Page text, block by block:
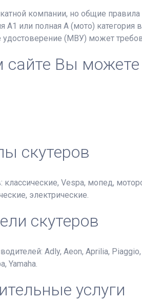
компании, но общие
А1 или полная А (мото)
(МВУ) может
Вы можете
скутеров
Vespa, мопед,
электрические.
скутеров
Adly, Aeon, Aprilia, Piaggio,
Yamaha.
услуги